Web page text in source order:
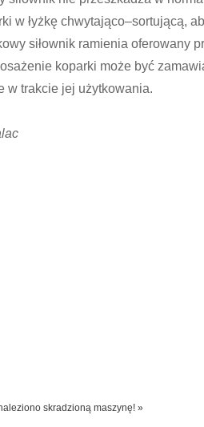
w łyżkę chwytająco–sortującą,
siłownik ramienia oferowany
koparki może być
w trakcie jej użytkowania.
skradzioną maszynę! »